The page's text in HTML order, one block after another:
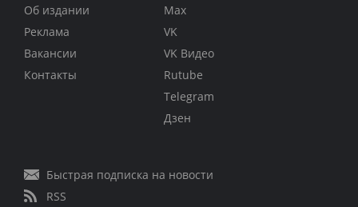
Об издании
Реклама
Вакансии
Контакты
Max
VK
VK Видео
Rutube
Telegram
Дзен
Быстрая подписка на новости
RSS